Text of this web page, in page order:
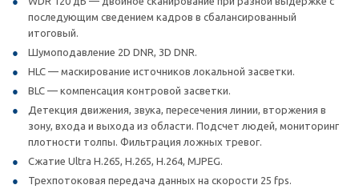
последующим сведением кадров в сбалансированный
итоговый.
Шумоподавление 2D DNR, 3D DNR.
HLC — маскирование источников локальной засветки.
BLC — компенсация контровой засветки.
Детекция движения, звука, пересечения линии, вторжения в
зону, входа и выхода из области. Подсчет людей, мониторинг
плотности толпы. Фильтрация ложных тревог.
Сжатие Ultra H.265, H.265, H.264, MJPEG.
Трехпотоковая передача данных на скорости 25 fps.